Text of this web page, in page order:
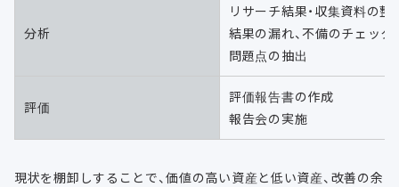
分析
リサーチ結果・収集資料の整
結果の漏れ、不備のチェック
問題点の抽出
評価
評価報告書の作成
報告会の実施
現状を棚卸しすることで、価値の高い資産と低い資産、改善の余